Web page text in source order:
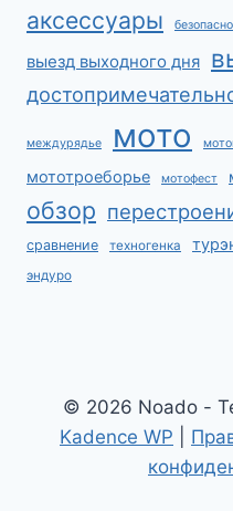
аксессуары
выезд выходного дня
междурядье мото
мототроеборье мотофест
обзор
сравнение техногенка
эндуро
© 2026 Noado -
Kadence WP